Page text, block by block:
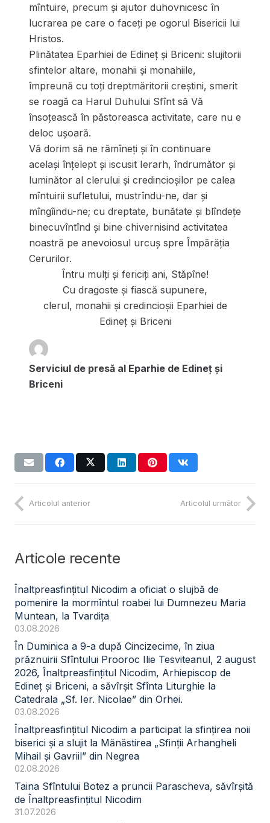
mîntuire, precum și ajutor duhovnicesc în
lucrarea pe care o faceți pe ogorul Bisericii lui
Hristos.
Plinătatea Eparhiei de Edineț și Briceni: slujitorii
sfintelor altare, monahii și monahiile,
împreună cu toți dreptmăritorii creștini, smerit
se roagă ca Harul Duhului Sfînt să Vă
însoțească în păstoreasca activitate, care nu e
deloc ușoară.
Vă dorim să ne rămîneți și în continuare
același înțelept și iscusit Ierarh, îndrumător și
luminător al clerului și credincioșilor pe calea
mîntuirii sufletului, mustrîndu-ne, dar și
mîngîindu-ne; cu dreptate, bunătate și blîndețe
binecuvîntînd și bine chivernisind activitatea
noastră pe anevoiosul urcuș spre Împărăția
Cerurilor.
Întru mulţi şi fericiţi ani, Stăpîne!
Cu dragoste și fiască supunere,
clerul, monahii şi credincioşii Eparhiei de
Edineț și Briceni
Serviciul de presă al Eparhie de Edineț și
Briceni
Articolul anterior Articolul următor
Articole recente
Înaltpreasfințitul Nicodim a oficiat o slujbă de
pomenire la mormîntul roabei lui Dumnezeu Maria
Muntean, la Tvardița
03.08.2026
În Duminica a 9-a după Cincizecime, în ziua
prăznuirii Sfîntului Prooroc Ilie Tesviteanul, 2 august
2026, Înaltpreasfințitul Nicodim, Arhiepiscop de
Edineț și Briceni, a săvîrșit Sfînta Liturghie la
Catedrala „Sf. Ier. Nicolae” din Orhei.
03.08.2026
Înaltpreasfințitul Nicodim a participat la sfințirea noii
biserici și a slujit la Mănăstirea „Sfinții Arhangheli
Mihail și Gavriil” din Negrea
02.08.2026
Taina Sfîntului Botez a pruncii Parascheva, săvîrșită
de Înaltpreasfințitul Nicodim
31.07.2026